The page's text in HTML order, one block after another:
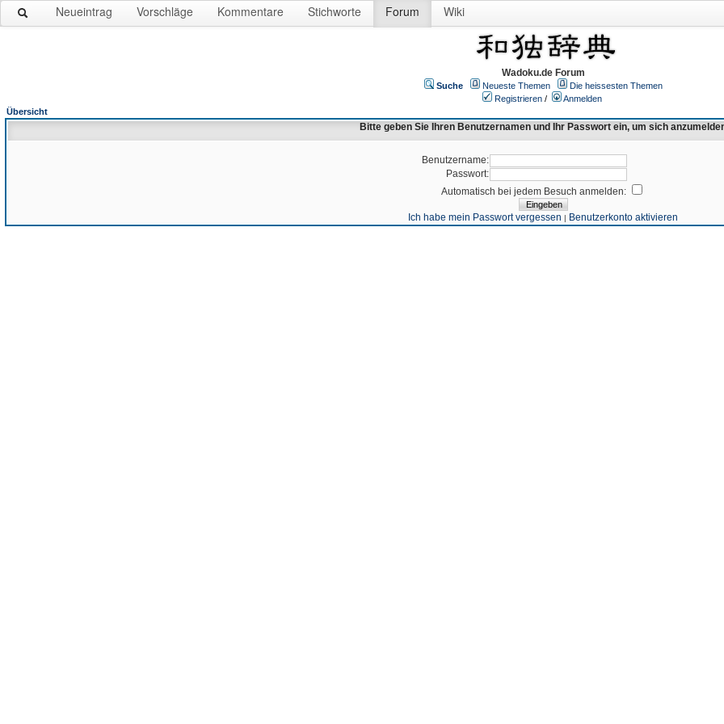
Neueintrag Vorschläge Kommentare Stichworte Forum Wiki
Wadoku.de Forum
Suche Neueste Themen
Die heissesten Themen
Registrieren /
Anmelden
Übersicht
Bitte geben Sie Ihren Benutzernamen und Ihr Passwort ein, um sich
Benutzername:
Passwort:
Automatisch bei jedem Besuch anmelden:
Ich habe mein Passwort vergessen | Benutzerkonto aktivieren